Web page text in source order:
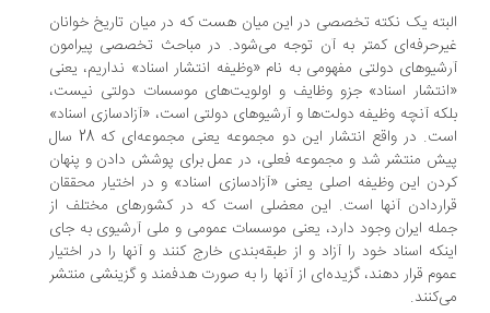
یک نکته تخصصی در این میان هست که در میان تاریخ خوانان
کمتر به آن توجه می‌شود. در مباحث تخصصی پیرامون
دولتی مفهومی به نام «وظیفه انتشار اسناد» نداریم، یعنی
اسناد» جزو وظایف و اولویت‌های موسسات دولتی نیست،
آنچه وظیفه دولت‌ها و آرشیوهای دولتی است، «آزادسازی اسناد»
است. در واقع انتشار این دو مجموعه یعنی مجموعه‌ای که 28 سال
منتشر شد و مجموعه فعلی، در عمل برای پوشش دادن و پنهان
این وظیفه اصلی یعنی «آزادسازی اسناد» و در اختیار محققان
آنها است. این معضلی است که در کشورهای مختلف از
ایران وجود دارد، یعنی موسسات عمومی و ملی آرشیوی به جای
اسناد خود را آزاد و از طبقه‌بندی خارج کنند و آنها را در اختیار
قرار دهند، گزیده‌ای از آنها را به صورت هدفمند و گزینشی منتشر